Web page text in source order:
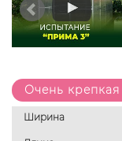
Очень крепкая
Ширина